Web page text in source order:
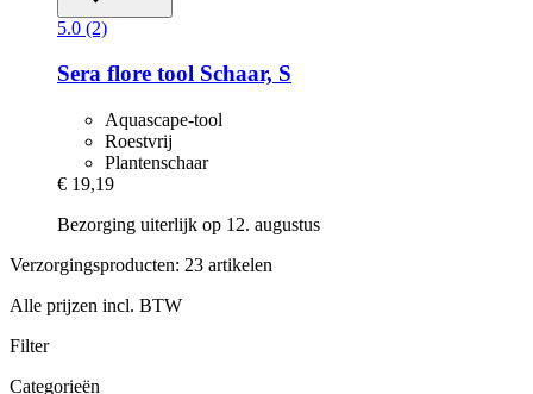
5.0 (2)
Sera flore tool Schaar, S
Aquascape-tool
Roestvrij
Plantenschaar
€ 19,19
Bezorging uiterlijk op 12. augustus
Verzorgingsproducten: 23 artikelen
Alle prijzen incl. BTW
Filter
Categorieën